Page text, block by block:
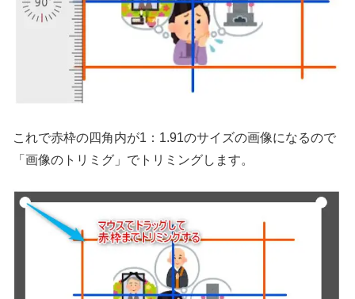
これで赤枠の四角内が1：1.91のサイズの画像になるので
「画像のトリミグ」でトリミングします。